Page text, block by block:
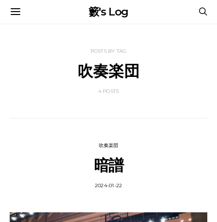
籔's Log
POSTS BY TAG
吹奏楽団
4 POSTS
吹奏楽団
暗譜
2024-01-22